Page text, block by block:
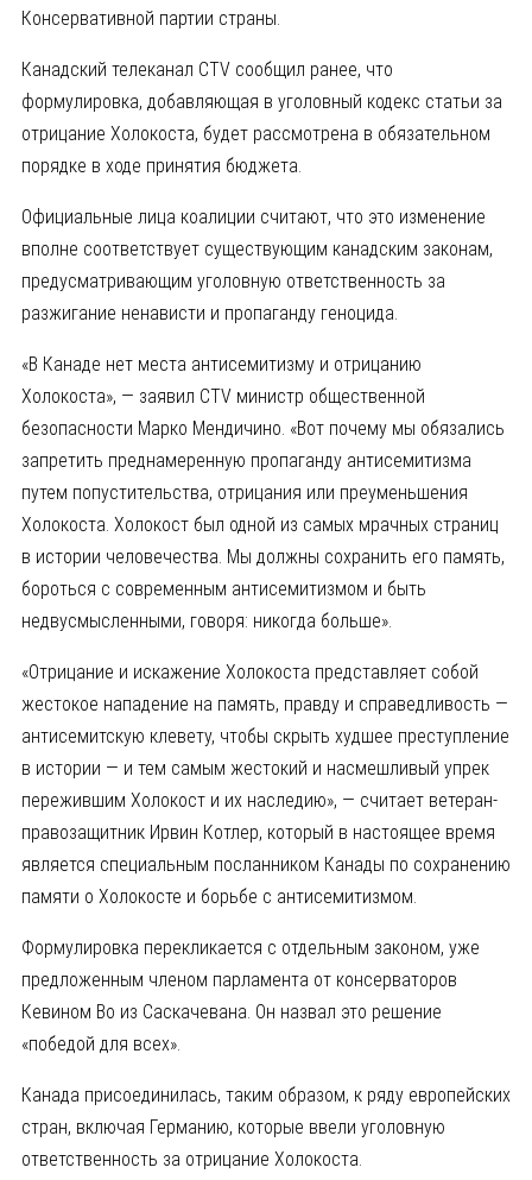
Консервативной партии страны.
Канадский телеканал CTV сообщил ранее, что
формулировка, добавляющая в уголовный кодекс статьи за
отрицание Холокоста, будет рассмотрена в обязательном
порядке в ходе принятия бюджета.
Официальные лица коалиции считают, что это изменение
вполне соответствует существующим канадским законам,
предусматривающим уголовную ответственность за
разжигание ненависти и пропаганду геноцида.
«В Канаде нет места антисемитизму и отрицанию
Холокоста», — заявил CTV министр общественной
безопасности Марко Мендичино. «Вот почему мы обязались
запретить преднамеренную пропаганду антисемитизма
путем попустительства, отрицания или преуменьшения
Холокоста. Холокост был одной из самых мрачных страниц
в истории человечества. Мы должны сохранить его память,
бороться с современным антисемитизмом и быть
недвусмысленными, говоря: никогда больше».
«Отрицание и искажение Холокоста представляет собой
жестокое нападение на память, правду и справедливость —
антисемитскую клевету, чтобы скрыть худшее преступление
в истории — и тем самым жестокий и насмешливый упрек
пережившим Холокост и их наследию», — считает ветеран-
правозащитник Ирвин Котлер, который в настоящее время
является специальным посланником Канады по сохранению
памяти о Холокосте и борьбе с антисемитизмом.
Формулировка перекликается с отдельным законом, уже
предложенным членом парламента от консерваторов
Кевином Во из Саскачевана. Он назвал это решение
«победой для всех».
Канада присоединилась, таким образом, к ряду европейских
стран, включая Германию, которые ввели уголовную
ответственность за отрицание Холокоста.